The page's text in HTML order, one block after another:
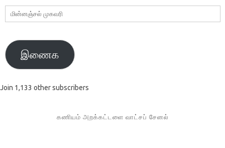
மின்னஞ்சல்
முகவரி
இணைக
Join 1,133 other subscribers
கணியம் அறக்கட்டளை வாட்சப் சேனல்